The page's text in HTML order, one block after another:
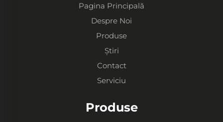
Pagina Principală
Despre Noi
Produse
Știri
Contact
Serviciu
Produse